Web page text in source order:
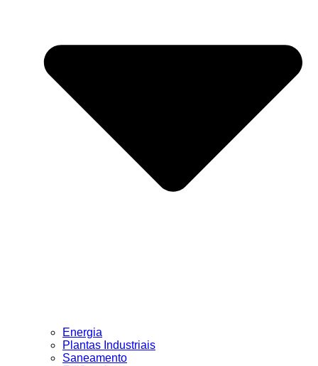
Energia
Plantas Industriais
Saneamento